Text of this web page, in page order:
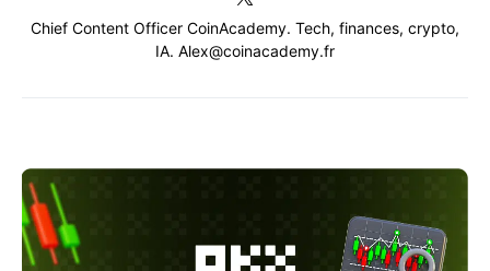
Chief Content Officer CoinAcademy. Tech, finances, crypto,
IA. Alex@coinacademy.fr